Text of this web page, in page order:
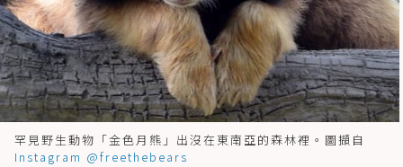
罕見野生動物「金色月熊」出沒在東南亞的森林裡。圖擷自
Instagram @freethebears